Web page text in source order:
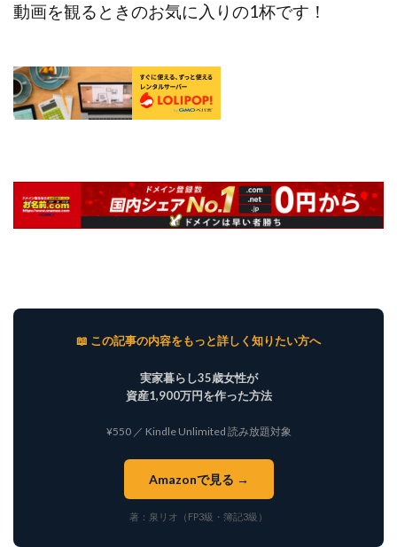
動画を観るときのお気に入りの1杯です！
📖 この記事の内容をもっと詳しく知りたい方へ
実家暮らし35歳女性が
資産1,900万円を作った方法
¥550 ／ Kindle Unlimited 読み放題対象
Amazonで見る →
著：泉リオ（FP3級・簿記3級）